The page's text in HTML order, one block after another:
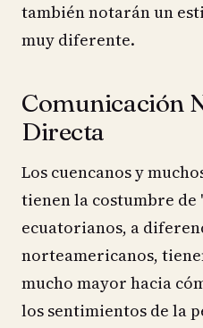
también notarán un
muy diferente.
Comunicación
Directa
Los cuencanos y
tienen la costumbre de
ecuatorianos, a
norteamericanos,
mucho mayor hacia
los sentimientos de la